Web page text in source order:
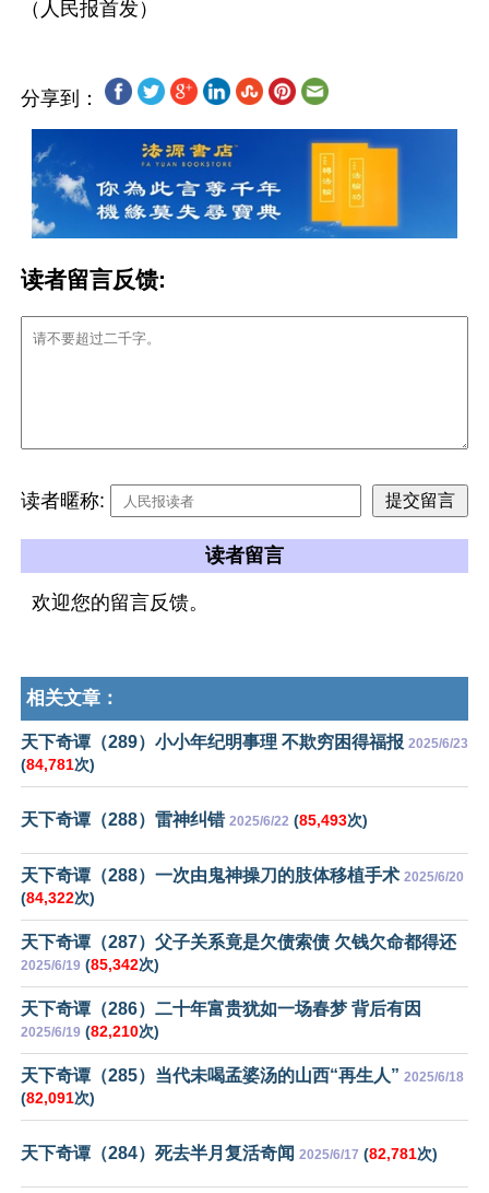
分享到：
读者留言反馈:
读者暱称:
读者留言
欢迎您的留言反馈。
相关文章：
天下奇谭（289）小小年纪明事理 不欺穷困得福报 2025/6/23
(84,781次)
天下奇谭（288）雷神纠错 2025/6/22 (85,493次)
天下奇谭（288）一次由鬼神操刀的肢体移植手术 2025/6/20
(84,322次)
天下奇谭（287）父子关系竟是欠债索债 欠钱欠命都得还
2025/6/19 (85,342次)
天下奇谭（286）二十年富贵犹如一场春梦 背后有因
2025/6/19 (82,210次)
天下奇谭（285）当代未喝孟婆汤的山西“再生人” 2025/6/18
(82,091次)
天下奇谭（284）死去半月复活奇闻 2025/6/17 (82,781次)